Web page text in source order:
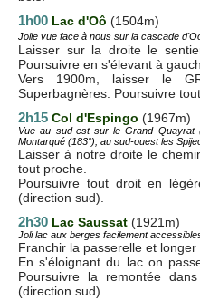
1h00 Lac d'Oô (1504m)
Jolie vue face à nous sur la cascade
Laisser sur la droite le
Poursuivre en s'élevant à
Vers 1900m, laisser le
Superbagnères. Poursuivre
2h15 Col d'Espingo (1967m)
Vue au sud-est sur le Grand
Montarqué (183°), au sud-ouest les
Laisser à notre droite le
tout proche.
Poursuivre tout droit en
(direction sud).
2h30 Lac Saussat (1921m)
Joli lac aux berges facilement
Franchir la passerelle et
En s'éloignant du lac on
Poursuivre la remontée
(direction sud).